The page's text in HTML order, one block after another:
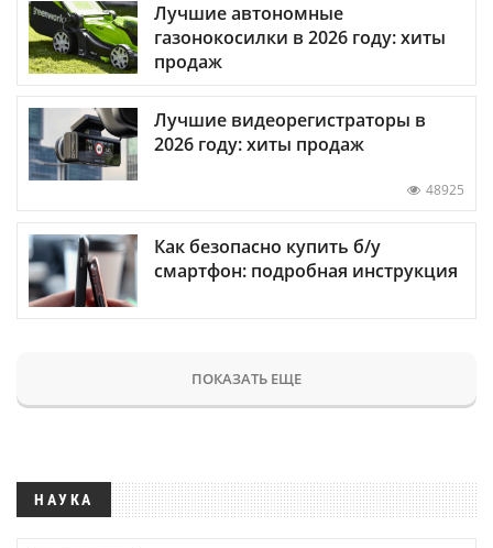
Лучшие автономные
газонокосилки в 2026 году: хиты
продаж
Лучшие видеорегистраторы в
2026 году: хиты продаж
48925
Как безопасно купить б/у
смартфон: подробная инструкция
ПОКАЗАТЬ ЕЩЕ
НАУКА